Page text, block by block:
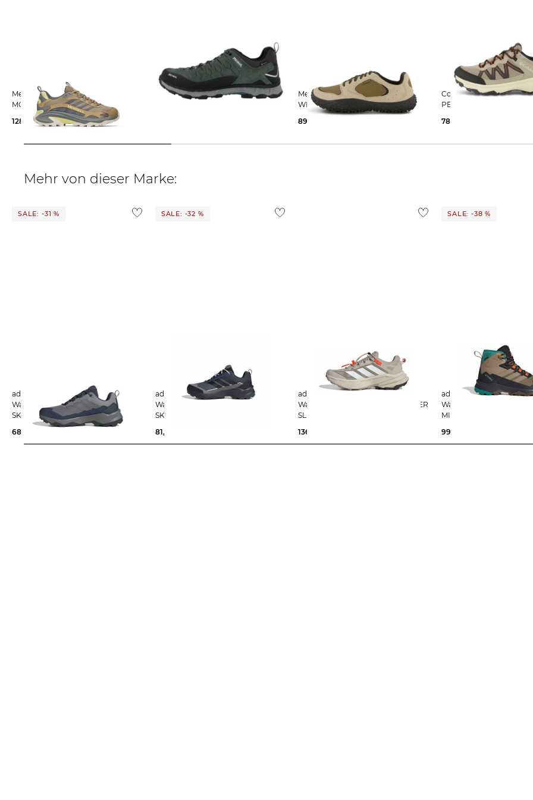
Merrell | Herren Wanderschuhe
MOAB SPEED 2 GTX
128,65 €
170,00 €
Meindl | Herren Wanderschuhe
Merrell | Herren Wanderschuhe
WRAPT
89,99 €
Columbia | Herren Trekkingschuhe
PEAKFREAK RUSH
78,99 €
Mehr von dieser Marke:
SALE: -31 %
adidas Terrex | Herren
Wanderschuhe TERREX
SKYCHASER AX5
68,85 €
SALE: -32 %
adidas Terrex | Herren
Wanderschuhe TERREX
SKYCHASER AX5 GTX
81,65 €
adidas Terrex | Herren
Wanderschuhe TERREX FREEHIKER
SL GTX
136,99 €
SALE: -38 %
adidas Terrex | Herren
Wanderschuhe
MID GTX CLIMA
99,29 €